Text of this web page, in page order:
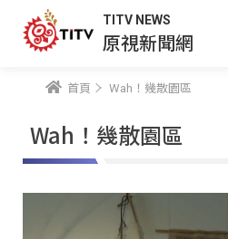
TITV NEWS
原視新聞網
首頁 Wah！幾散園區
Wah！幾散園區